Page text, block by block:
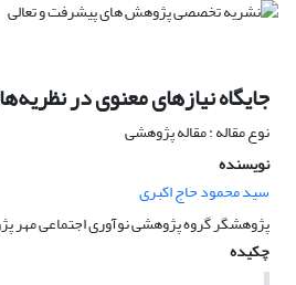
جایگاه نیازهای معنوی در
نوع مقاله : مقاله پژوهشی
نویسنده
سید محمود حاج اکبری
پژوهشگر گروه پژوهشی نوآوری اجتماعی مهر
چکیده